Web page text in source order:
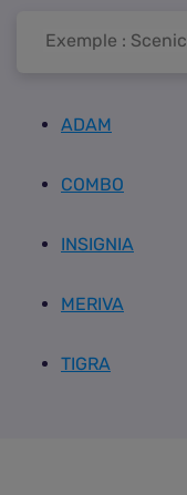
ADAM
COMBO
INSIGNIA
MERIVA
TIGRA